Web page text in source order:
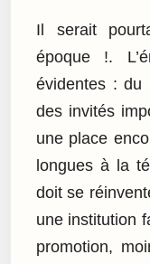
Il serait
époque !.
évidentes : du
des invités
une place
longues à la
doit se
une institution
promotion,